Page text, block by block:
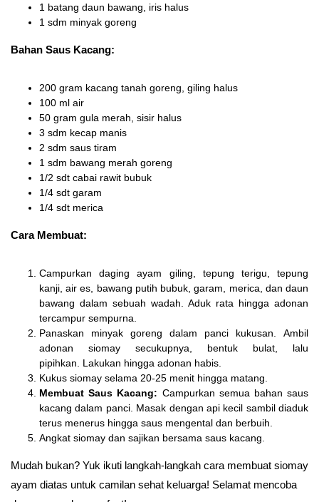
1 batang daun bawang, iris halus
1 sdm minyak goreng
Bahan Saus Kacang:
200 gram kacang tanah goreng, giling halus
100 ml air
50 gram gula merah, sisir halus
3 sdm kecap manis
2 sdm saus tiram
1 sdm bawang merah goreng
1/2 sdt cabai rawit bubuk
1/4 sdt garam
1/4 sdt merica
Cara Membuat:
Campurkan daging ayam giling, tepung terigu, tepung
kanji, air es, bawang putih bubuk, garam, merica, dan daun
bawang dalam sebuah wadah. Aduk rata hingga adonan
tercampur sempurna.
Panaskan minyak goreng dalam panci kukusan. Ambil
adonan siomay secukupnya, bentuk bulat, lalu
pipihkan. Lakukan hingga adonan habis.
Kukus siomay selama 20-25 menit hingga matang.
Membuat Saus Kacang: Campurkan semua bahan saus
kacang dalam panci. Masak dengan api kecil sambil diaduk
terus menerus hingga saus mengental dan berbuih.
Angkat siomay dan sajikan bersama saus kacang.
Mudah bukan? Yuk ikuti langkah-langkah cara membuat siomay
ayam diatas untuk camilan sehat keluarga! Selamat mencoba